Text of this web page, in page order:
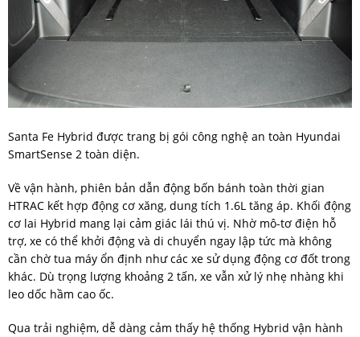
Santa Fe Hybrid được trang bị gói công nghệ an toàn Hyundai
SmartSense 2 toàn diện.
Về vận hành, phiên bản dẫn động bốn bánh toàn thời gian
HTRAC kết hợp động cơ xăng, dung tích 1.6L tăng áp. Khối động
cơ lai Hybrid mang lại cảm giác lái thú vị. Nhờ mô-tơ điện hỗ
trợ, xe có thể khởi động và di chuyển ngay lập tức mà không
cần chờ tua máy ổn định như các xe sử dụng động cơ đốt trong
khác. Dù trọng lượng khoảng 2 tấn, xe vẫn xử lý nhẹ nhàng khi
leo dốc hầm cao ốc.
Qua trải nghiệm, dễ dàng cảm thấy hệ thống Hybrid vận hành